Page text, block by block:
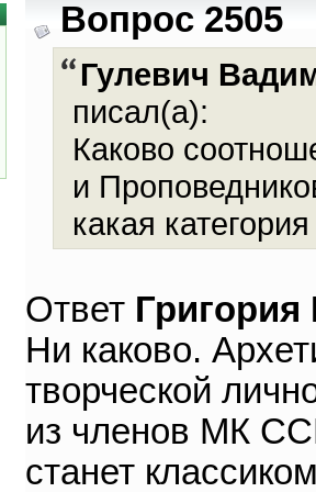
Вопрос 2505
Гулевич
писал(а):
Каково
и
какая
Ответ
Ни каково.
творческой
из членов МК
станет